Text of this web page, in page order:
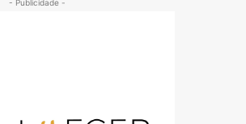
- Publicidade -